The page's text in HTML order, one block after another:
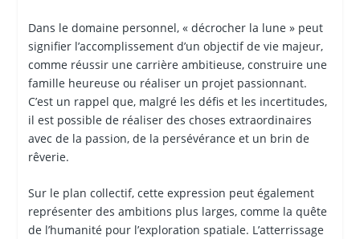
Dans le domaine personnel, « décrocher la lune » peut
signifier l’accomplissement d’un objectif de vie majeur,
comme réussir une carrière ambitieuse, construire une
famille heureuse ou réaliser un projet passionnant.
C’est un rappel que, malgré les défis et les incertitudes,
il est possible de réaliser des choses extraordinaires
avec de la passion, de la persévérance et un brin de
rêverie.
Sur le plan collectif, cette expression peut également
représenter des ambitions plus larges, comme la quête
de l’humanité pour l’exploration spatiale. L’atterrissage